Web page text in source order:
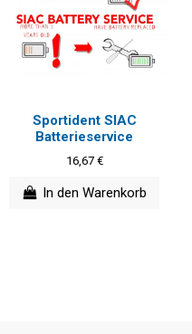
Sportident SIAC
Batterieservice
16,67 €
In den Warenkorb